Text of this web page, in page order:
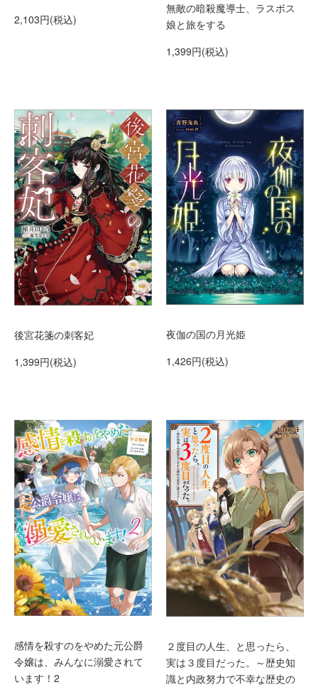
2,103円(税込)
無敵の暗殺魔導士、ラスボス
娘と旅をする
1,399円(税込)
後宮花箋の刺客妃
1,399円(税込)
夜伽の国の月光姫
1,426円(税込)
感情を殺すのをやめた元公爵
令嬢は、みんなに溺愛されて
います！2
２度目の人生、と思ったら、
実は３度目だった。～歴史知
識と内政努力で不幸な歴史の